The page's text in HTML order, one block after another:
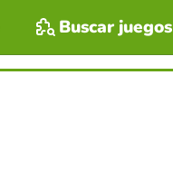
Buscar juegos